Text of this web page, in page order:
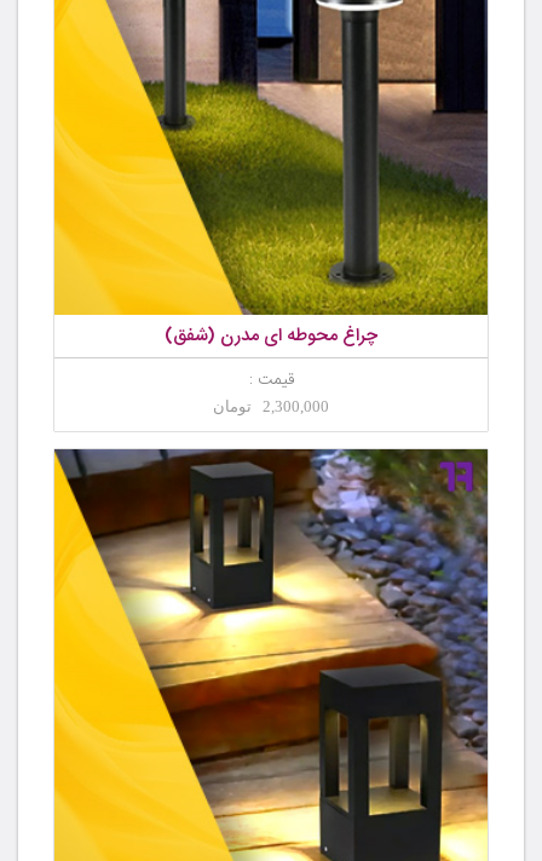
چراغ محوطه ای مدرن (شفق)
قیمت :
2,300,000 تومان